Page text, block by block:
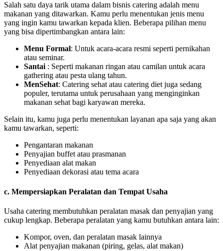
Salah satu daya tarik utama dalam bisnis catering adalah menu
makanan yang ditawarkan. Kamu perlu menentukan jenis menu
yang ingin kamu tawarkan kepada klien. Beberapa pilihan menu
yang bisa dipertimbangkan antara lain:
Menu Formal: Untuk acara-acara resmi seperti pernikahan
atau seminar.
Santai : Seperti makanan ringan atau camilan untuk acara
gathering atau pesta ulang tahun.
MenSehat: Catering sehat atau catering diet juga sedang
populer, terutama untuk perusahaan yang menginginkan
makanan sehat bagi karyawan mereka.
Selain itu, kamu juga perlu menentukan layanan apa saja yang akan
kamu tawarkan, seperti:
Pengantaran makanan
Penyajian buffet atau prasmanan
Penyediaan alat makan
Penyediaan dekorasi atau tema acara
c. Mempersiapkan Peralatan dan Tempat Usaha
Usaha catering membutuhkan peralatan masak dan penyajian yang
cukup lengkap. Beberapa peralatan yang kamu butuhkan antara lain:
Kompor, oven, dan peralatan masak lainnya
Alat penyajian makanan (piring, gelas, alat makan)